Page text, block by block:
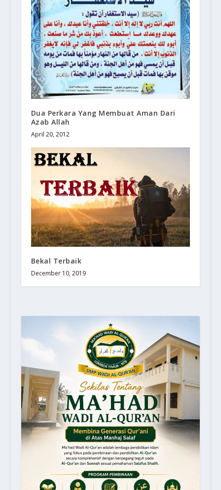
Dua Perkara Yang Membuat Aman Dari
Azab Allah
April 20, 2012
Bekal Terbaik
December 10, 2019